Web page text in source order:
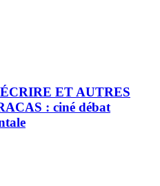
ET AUTRES
: ciné débat